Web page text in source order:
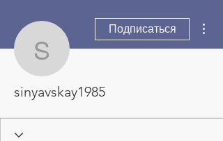
sinyavskay1985
Подписаться
sinyavskay1985